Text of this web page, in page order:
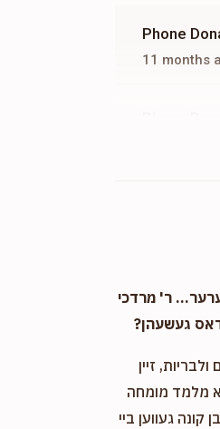
Phone
11 months
ר' מרדכי
דאס געשעהן?
זיין
א מלמד מומחה
קונה געווען ביי